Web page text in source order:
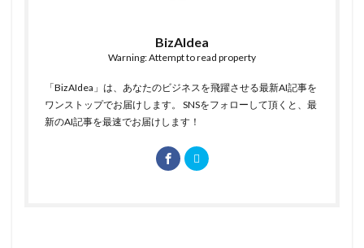
BizAIdea
Warning: Attempt to read property
「BizAIdea」は、あなたのビジネスを飛躍させる最新AI記事を
ワンストップでお届けします。 SNSをフォローして頂くと、最
新のAI記事を最速でお届けします！